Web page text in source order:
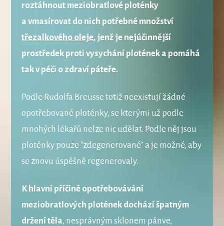
roztáhnout meziobratlové ploténky
a vmasírovat do nich potřebné množství
třezalkového oleje, jenž je nejúčinnější
prostředek proti vysychání plotének a pomáhá
tak v péči o zdraví páteře.
Podle Rudolfa Breusse totiž neexistují žádné
opotřebované ploténky, se kterými už podle
mnohých lékařů nelze nic udělat. Podle něj jsou
ploténky pouze "zdegenerované" a je možné, aby
se znovu úspěšně regenerovaly.
K hlavní příčině opotřebovávání
meziobratlových plotének dochází špatným
držení těla, nesprávným sklonem pánve,